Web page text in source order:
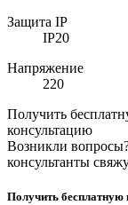
Защита IP
IP20
Напряжение
220
Получить
консультацию
Возникли
консультанты
Получить бесплатную